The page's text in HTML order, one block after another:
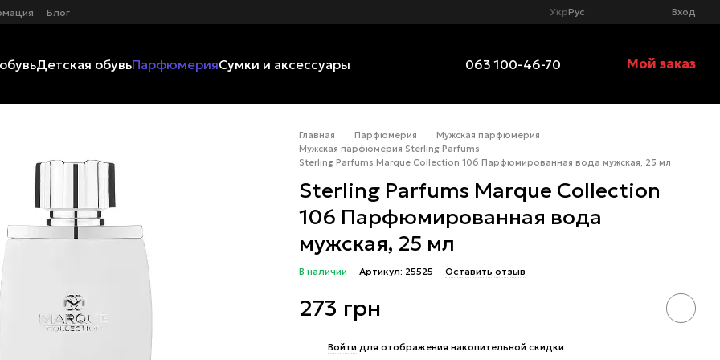
Блог УкрРус Вход
Детская обувьПарфюмерияСумки и аксессуары 063 100-46-70 Мой заказ
Главная Парфюмерия
Мужская парфюмерия
Мужская парфюмерия Sterling Parfums
Sterling Parfums Marque Collection 106 Парфюмированная вода мужская, 25 мл
Sterling Parfums Marque Collection
106 Парфюмированная вода
мужская, 25 мл
В наличии Артикул: 25525 Оставить отзыв
273 грн
Войти для отображения накопительной скидки